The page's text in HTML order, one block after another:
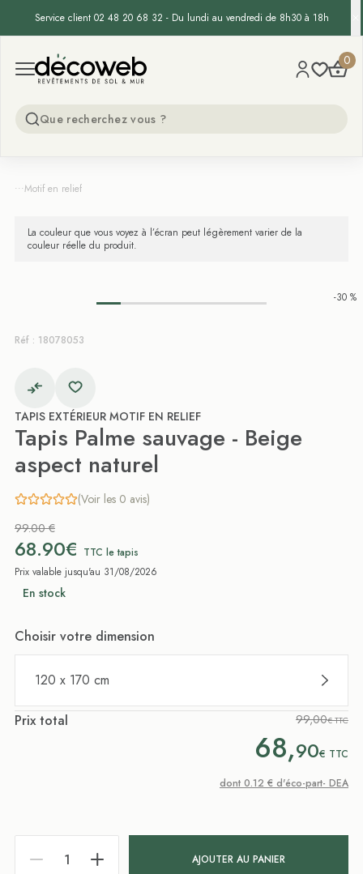
Service client 02 48 20 68 32 - Du lundi au vendredi de 8h30 à 18h
Open menu
Decoweb 0
...Motif en relief
La couleur que vous voyez à l’écran peut légèrement varier de la
couleur réelle du produit.
-30 %
Réf : 18078053
TAPIS EXTÉRIEUR MOTIF EN RELIEF
Tapis Palme sauvage - Beige
aspect naturel
(Voir les 0 avis)
99.00 €
68.90€ TTC le tapis
Prix valable jusqu'au 31/08/2026
En stock
Choisir votre dimension
120 x 170 cm
Prix total 99,00€ TTC
68,90€ TTC
dont 0.12 € d'éco-part- DEA
AJOUTER AU PANIER